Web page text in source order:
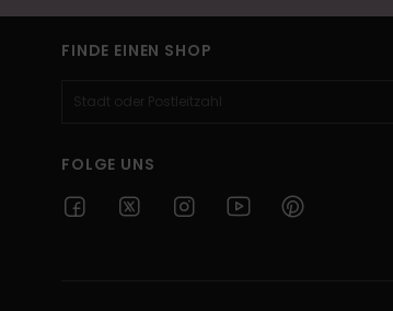
FINDE EINEN SHOP
FOLGE UNS